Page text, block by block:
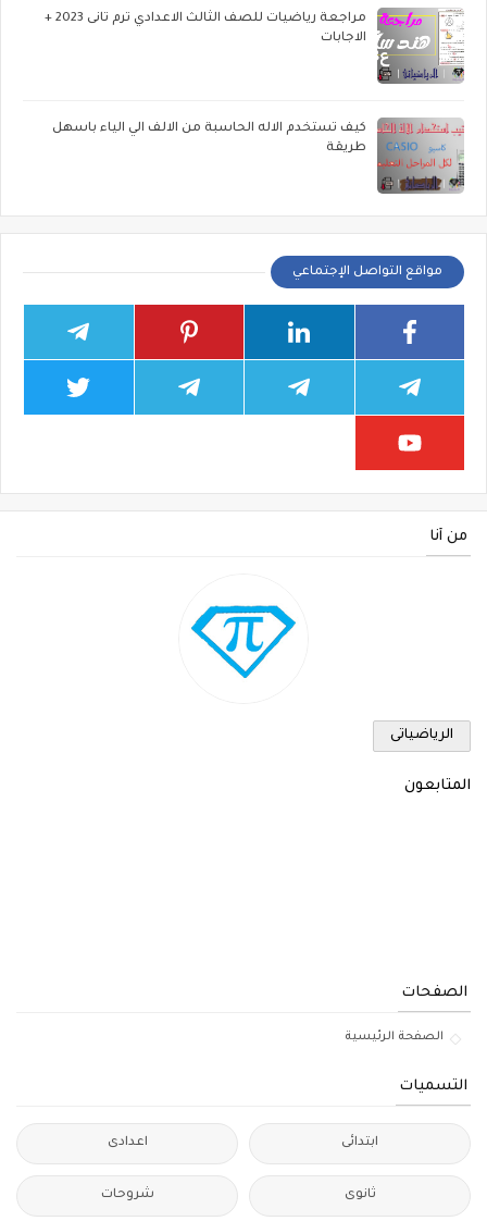
مراجعة رياضيات للصف الثالث الاعدادي ترم تانى 2023 +
الاجابات
كيف تستخدم الاله الحاسبة من الالف الي الياء باسهل
طريقة
مواقع التواصل الإجتماعي
من أنا
الرياضياتى
المتابعون
الصفحات
الصفحة الرئيسية
التسميات
ابتدائى اعدادى
ثانوى شروحات